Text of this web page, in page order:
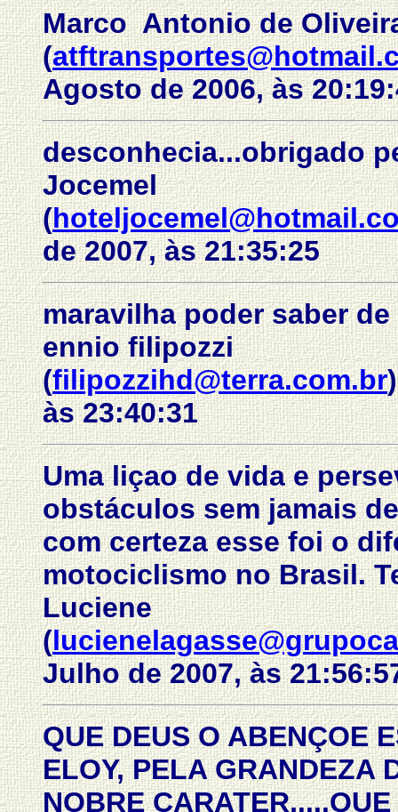
Marco Antonio de
(
Agosto de 2006, às
desconhecia...obrigado
Jocemel
(
de 2007, às 21:35:25
maravilha poder saber
ennio filipozzi
(filipozzihd@terra.com.br
às 23:40:31
Uma liçao de vida e
obstáculos sem jamais
com certeza esse foi o
motociclismo no Brasil.
Luciene
(
Julho de 2007, às
QUE DEUS O ABENÇOE
ELOY, PELA GRANDEZA
NOBRE